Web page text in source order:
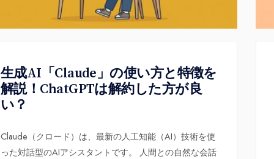
生成AI「Claude」の使い方と特徴を
解説！ChatGPTは解約した方が良
い？
Claude（クロード）は、最新の人工知能（AI）技術を使
った対話型のAIアシスタントです。 人間との自然な会話